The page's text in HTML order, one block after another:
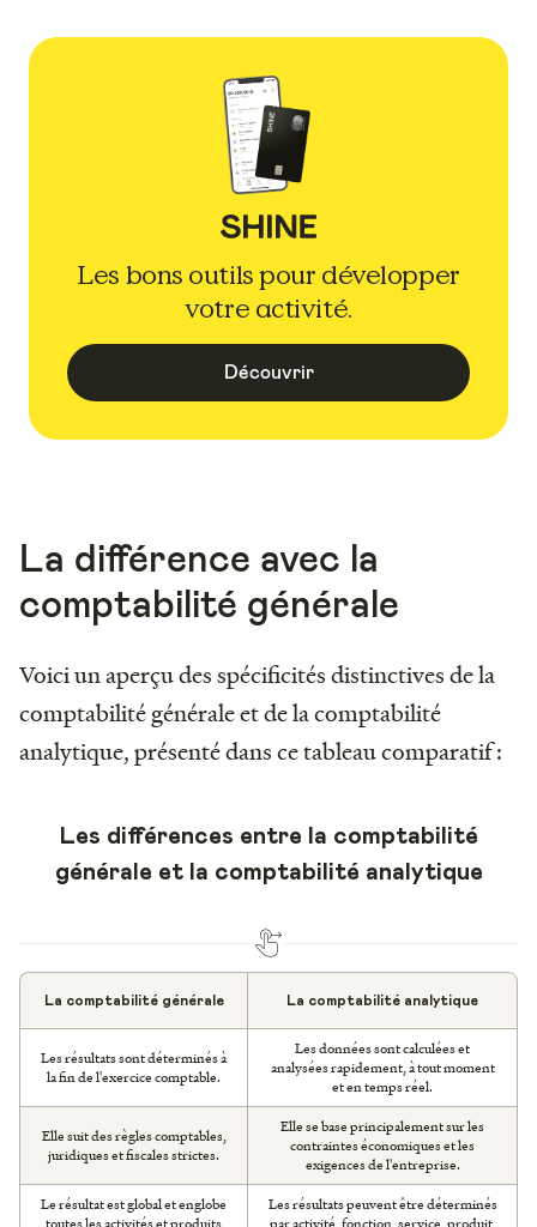
Les bons outils pour développer
votre activité.
Découvrir
La différence avec la
comptabilité générale
Voici un aperçu des spécificités distinctives de la
comptabilité générale et de la comptabilité
analytique, présenté dans ce tableau comparatif :
Les différences entre la comptabilité
générale et la comptabilité analytique
La comptabilité générale La comptabilité analytique
Les résultats sont déterminés à
la fin de l'exercice comptable.
Les données sont calculées et
analysées rapidement, à tout moment
et en temps réel.
Elle suit des règles comptables,
juridiques et fiscales strictes.
Elle se base principalement sur les
contraintes économiques et les
exigences de l'entreprise.
Le résultat est global et englobe
toutes les activités et produits
Les résultats peuvent être déterminés
par activité, fonction, service, produit,